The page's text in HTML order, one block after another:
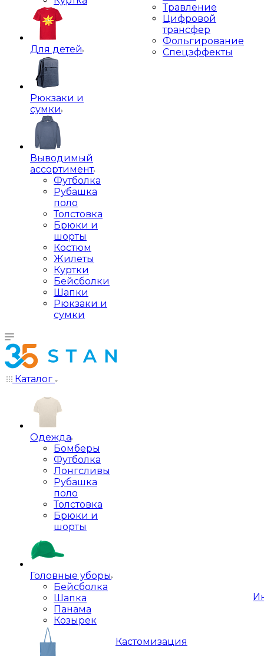
Для детей
Рюкзаки и
сумки
Выводимый
ассортимент
Футболка
Рубашка
поло
Толстовка
Брюки и
шорты
Костюм
Жилеты
Куртки
Бейсболки
Шапки
Рюкзаки и
сумки
Травление
Цифровой
трансфер
Фольгирование
Спецэффекты
Каталог
Одежда
Бомберы
Футболка
Лонгсливы
Рубашка
поло
Толстовка
Брюки и
шорты
Головные уборы
Бейсболка
Шапка
Панама
Козырек
Кастомизация